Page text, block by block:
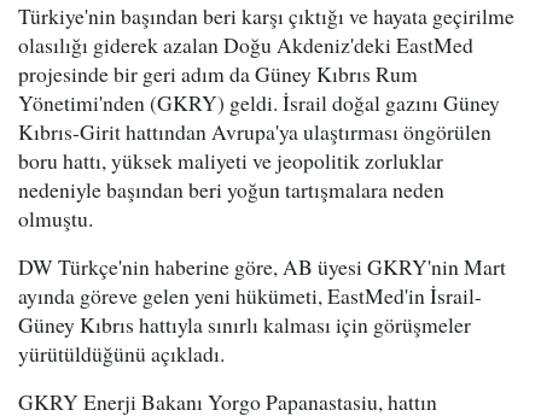
Türkiye'nin başından beri karşı çıktığı ve hayata geçirilme
olasılığı giderek azalan Doğu Akdeniz'deki EastMed
projesinde bir geri adım da Güney Kıbrıs Rum
Yönetimi'nden (GKRY) geldi. İsrail doğal gazını Güney
Kıbrıs-Girit hattından Avrupa'ya ulaştırması öngörülen
boru hattı, yüksek maliyeti ve jeopolitik zorluklar
nedeniyle başından beri yoğun tartışmalara neden
olmuştu.
DW Türkçe'nin haberine göre, AB üyesi GKRY'nin Mart
ayında göreve gelen yeni hükümeti, EastMed'in İsrail-
Güney Kıbrıs hattıyla sınırlı kalması için görüşmeler
yürütüldüğünü açıkladı.
GKRY Enerji Bakanı Yorgo Papanastasiu, hattın